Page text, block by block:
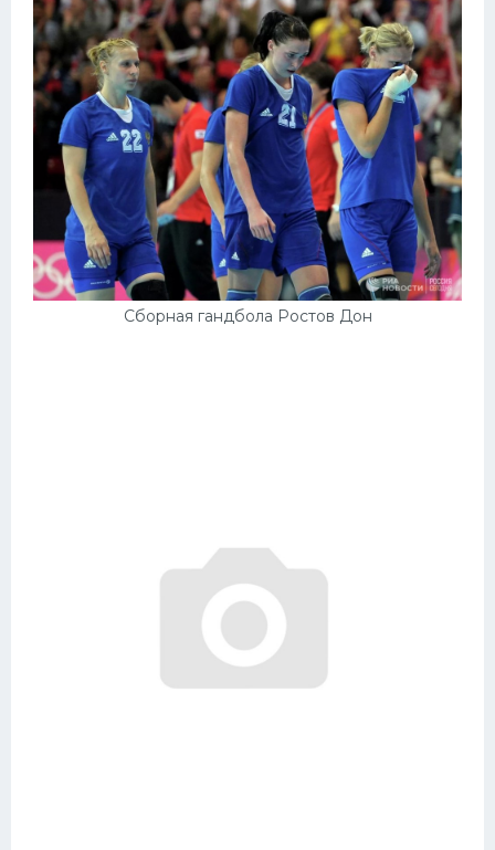
Сборная гандбола Ростов Дон